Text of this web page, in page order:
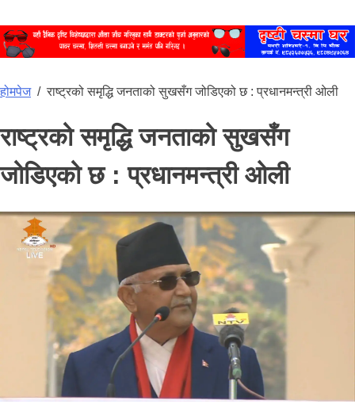
होमपेज/राष्ट्रको समृद्धि जनताको सुखसँग जोडिएको छ : प्रधानमन्त्री ओली
राष्ट्रको समृद्धि जनताको सुखसँग
जोडिएको छ : प्रधानमन्त्री ओली